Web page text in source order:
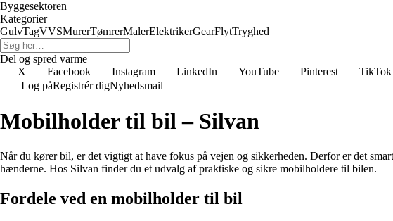
Byggesektoren
Kategorier
GulvTagVVSMurerTømrerMalerElektrikerGearFlytTryghed
Del og spred varme
X
Facebook Instagram LinkedIn YouTube Pinterest TikTok
Log påRegistrér digNyhedsmail
Mobilholder til bil – Silvan
Når du kører bil, er det vigtigt at have fokus på vejen og sikkerheden. Derfor er det
hænderne. Hos Silvan finder du et udvalg af praktiske og sikre mobilholdere til bilen.
Fordele ved en mobilholder til bil